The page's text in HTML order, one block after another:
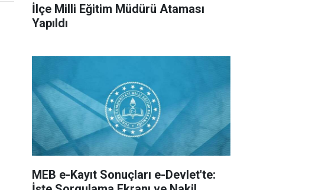
İlçe Milli Eğitim Müdürü Ataması
Yapıldı
MEB e-Kayıt Sonuçları e-Devlet'te: